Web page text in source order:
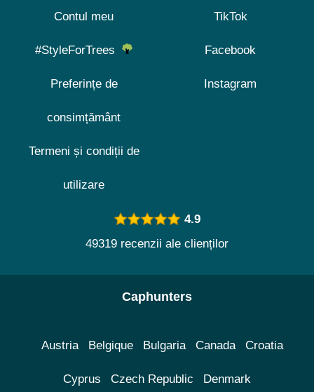
Contul meu
#StyleForTrees
Preferințe de
consimțământ
Termeni și condiții de
utilizare
TikTok
Facebook
Instagram
4.9
49319 recenzii ale clienților
Caphunters
Austria Belgique Bulgaria Canada Croatia
Cyprus Czech Republic Denmark